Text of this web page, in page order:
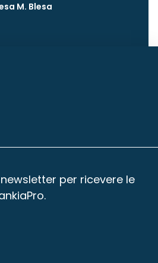
M. Blesa
per ricevere le